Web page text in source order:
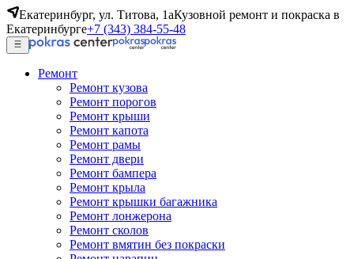
Екатеринбург, ул. Титова, 1аКузовной ремонт и покраска в
Екатеринбурге+7 (343) 384-55-48
Ремонт
Ремонт кузова
Ремонт порогов
Ремонт крыши
Ремонт капота
Ремонт рамы
Ремонт двери
Ремонт бампера
Ремонт крыла
Ремонт крышки багажника
Ремонт лонжерона
Ремонт сколов
Ремонт вмятин без покраски